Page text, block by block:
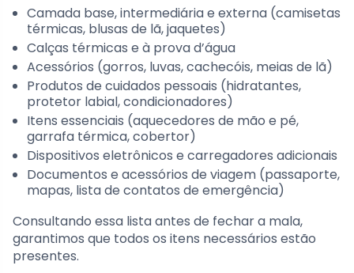
Camada base, intermediária e externa (camisetas
térmicas, blusas de lã, jaquetes)
Calças térmicas e à prova d’água
Acessórios (gorros, luvas, cachecóis, meias de lã)
Produtos de cuidados pessoais (hidratantes,
protetor labial, condicionadores)
Itens essenciais (aquecedores de mão e pé,
garrafa térmica, cobertor)
Dispositivos eletrônicos e carregadores adicionais
Documentos e acessórios de viagem (passaporte,
mapas, lista de contatos de emergência)
Consultando essa lista antes de fechar a mala,
garantimos que todos os itens necessários estão
presentes.